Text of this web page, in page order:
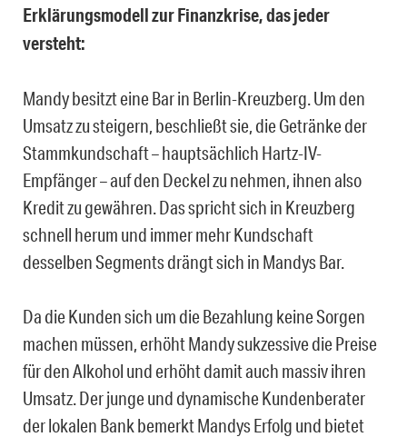
Erklärungsmodell zur Finanzkrise, das jeder
versteht:
Mandy besitzt eine Bar in Berlin-Kreuzberg. Um den
Umsatz zu steigern, beschließt sie, die Getränke der
Stammkundschaft – hauptsächlich Hartz-IV-
Empfänger – auf den Deckel zu nehmen, ihnen also
Kredit zu gewähren. Das spricht sich in Kreuzberg
schnell herum und immer mehr Kundschaft
desselben Segments drängt sich in Mandys Bar.
Da die Kunden sich um die Bezahlung keine Sorgen
machen müssen, erhöht Mandy sukzessive die Preise
für den Alkohol und erhöht damit auch massiv ihren
Umsatz. Der junge und dynamische Kundenberater
der lokalen Bank bemerkt Mandys Erfolg und bietet